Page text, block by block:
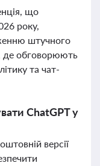
що
року,
штучного
де обговорюють
та чат-
ChatGPT у
версії